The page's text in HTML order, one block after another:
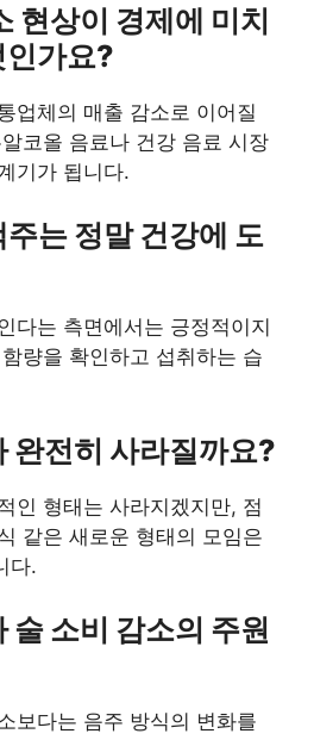
현상이 경제에 미치
인가요?
업체의 매출 감소로 이어질
코올 음료나 건강 음료 시장
기가 됩니다.
는 정말 건강에 도
다는 측면에서는 긍정적이지
량을 확인하고 섭취하는 습
완전히 사라질까요?
인 형태는 사라지겠지만, 점
같은 새로운 형태의 모임은
다.
술 소비 감소의 주원
보다는 음주 방식의 변화를